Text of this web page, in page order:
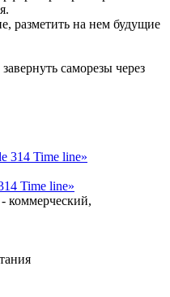
разметить на нем будущие
саморезы через
Time line»
коммерческий,